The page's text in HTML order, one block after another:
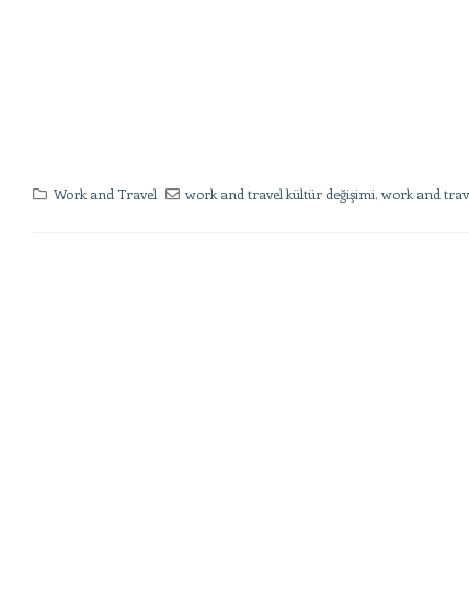
Work and Travel work and travel kültür değişimi,work and